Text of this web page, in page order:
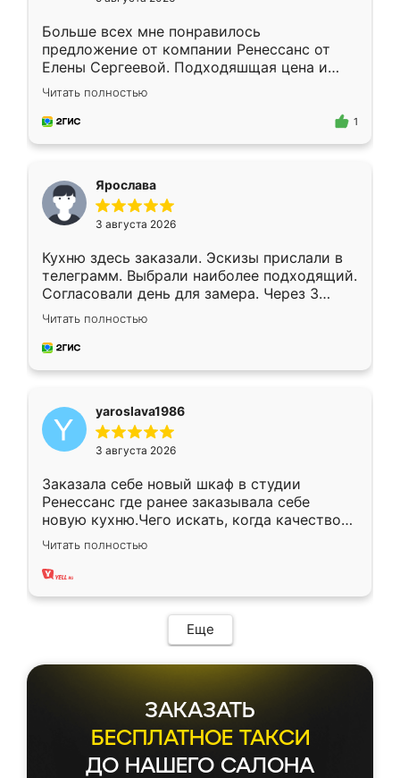
Больше всех мне понравилось
предложение от компании Ренессанс от
Елены Сергеевой. Подходяшщая цена и
короткие сроки изготовления. Приехавший
для замера сотрудник Владислав
предложил по моему эскизу самый
Читать полностью
1
Ярослава
3 августа 2026
Кухню здесь заказали. Эскизы прислали в
телеграмм. Выбрали наиболее подходящий.
Согласовали день для замера. Через 3
недели кухня была уже готова. Остались
довольны работой. Спасибо Ренессанс
мебель за качественную работу!
Читать полностью
yaroslava1986
3 августа 2026
Заказала себе новый шкаф в студии
Ренессанс где ранее заказывала себе
новую кухню.Чего искать, когда качеством
вполне довольна. Служит кухня уже почти
два года, нареканий нет.
Читать полностью
Еще
ЗАКАЗАТЬ
БЕСПЛАТНОЕ ТАКСИ
ДО НАШЕГО САЛОНА